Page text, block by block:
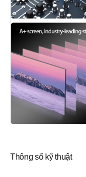
Thông số kỹ thuật